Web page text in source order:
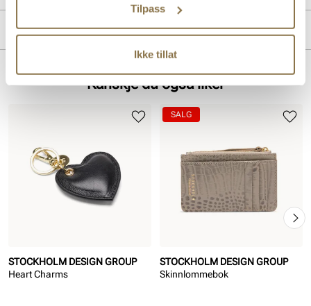
Tilpass
Ikke tillat
Merke
Kanskje du også liker
STOCKHOLM DESIGN GROUP
Heart Charms
STOCKHOLM DESIGN GROUP
Skinnlommebok
SALG